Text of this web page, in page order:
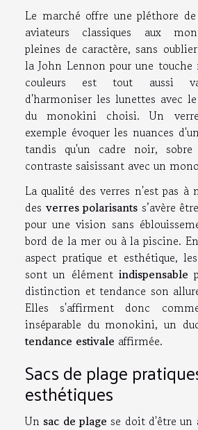
Le marché offre une pléthore
aviateurs classiques aux
pleines de caractère, sans
la John Lennon pour une touche
couleurs est tout aussi
d'harmoniser les lunettes avec
du monokini choisi. Un
exemple évoquer les nuances
tandis qu'un cadre noir,
contraste saisissant avec un
La qualité des verres n'est pas
des verres polarisants s’avère
pour une vision sans
bord de la mer ou à la piscine.
aspect pratique et esthétique,
sont un élément indispensable
distinction et tendance son
Elles s'affirment donc
inséparable du monokini, un
tendance estivale affirmée.
Sacs de plage
esthétiques
Unsac de plage se doit d'être un